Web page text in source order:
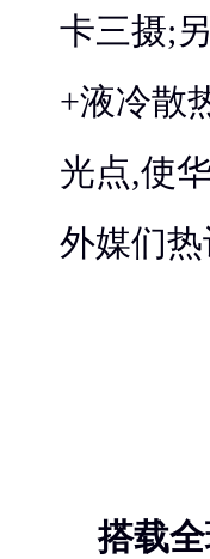
卡三摄;
+液冷散
光点,使
外媒们
搭载